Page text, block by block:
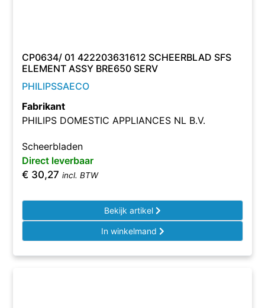
CP0634/ 01 422203631612 SCHEERBLAD SFS
ELEMENT ASSY BRE650 SERV
PHILIPSSAECO
Fabrikant
PHILIPS DOMESTIC APPLIANCES NL B.V.
Scheerbladen
Direct leverbaar
€ 30,27 incl. BTW
Bekijk artikel
In winkelmand